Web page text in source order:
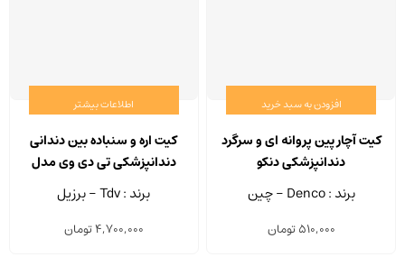
افزودن به سبد خرید
کیت آچار پین پروانه ای و سرگرد
دندانپزشکی دنکو
برند : Denco - چین
510,000تومان
اطلاعات بیشتر
کیت اره و سنباده بین دندانی
دندانپزشکی تی دی وی مدل
Microcutبرند : Tdv - برزیل
4,700,000تومان